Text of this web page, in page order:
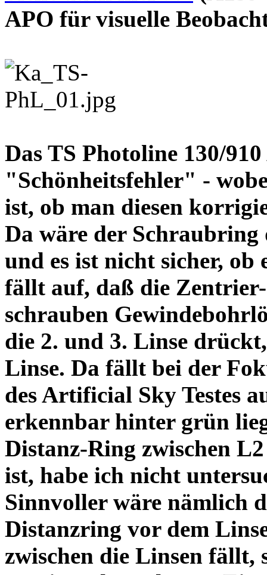
APO für visuelle
Das TS Photoline 130/
"Schönheitsfehler" -
ist, ob man diesen
Da wäre der
und es ist nicht sicher,
fällt auf, daß die Zentrier-
schrauben
die 2. und 3. Linse
Linse. Da fällt bei der
des Artificial Sky Testes
erkennbar hinter grün
Distanz-Ring zwischen
ist, habe ich nicht
Sinnvoller wäre nämlich
Distanzring vor dem
zwischen die Linsen fällt,